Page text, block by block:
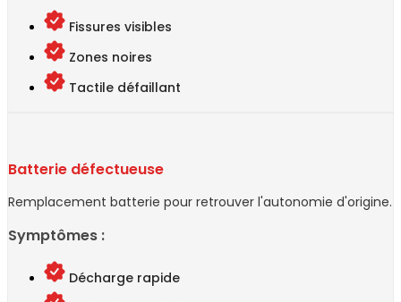
Fissures visibles
Zones noires
Tactile défaillant
Batterie défectueuse
Remplacement batterie pour retrouver l'autonomie d'origine.
Symptômes :
Décharge rapide